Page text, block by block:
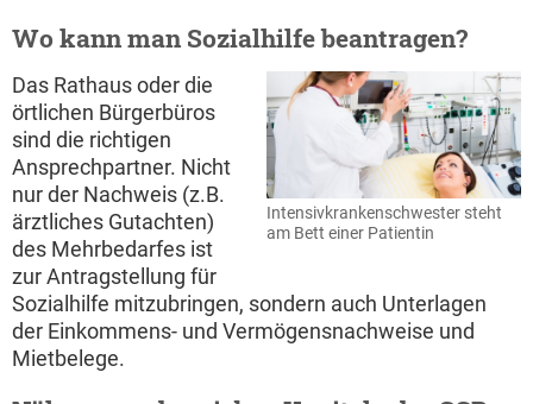
Wo kann man Sozialhilfe beantragen?
Intensivkrankenschwester steht
am Bett einer Patientin
Das Rathaus oder die
örtlichen Bürgerbüros
sind die richtigen
Ansprechpartner. Nicht
nur der Nachweis (z.B.
ärztliches Gutachten)
des Mehrbedarfes ist
zur Antragstellung für
Sozialhilfe mitzubringen, sondern auch Unterlagen
der Einkommens- und Vermögensnachweise und
Mietbelege.